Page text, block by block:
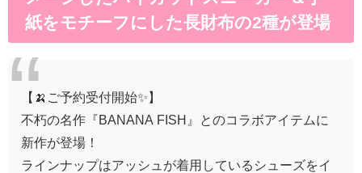
紙をモチーフにした長財布の2種が登場
【🍌ご予約受付開始✨】
不朽の名作『BANANA FISH』とのコラボアイテムに
新作が登場！
ラインナップはアッシュが着用しているシューズをイ